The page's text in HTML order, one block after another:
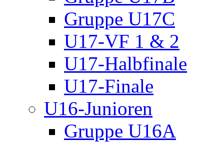
Gruppe U17C
U17-VF 1 & 2
U17-Halbfinale
U17-Finale
U16-Junioren
Gruppe U16A